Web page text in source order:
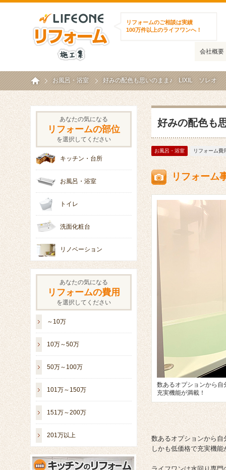
リフォームのご相談は実績
100万件以上のライフワンへ！
会社概要
ホームお風呂・浴室 好みの配色も思いのまま♪ LIXIL ソレオ
好みの配色
お風呂・浴室 リフォーム費
リフォーム
数あるオプションから
充実機能が満載！
数あるオプションから
しかも低価格で充実機能
あなたの気になる
リフォームの部位
を選択してください
キッチン・台所
お風呂・浴室
トイレ
洗面化粧台
リノベーション
あなたの気になる
リフォームの費用
を選択してください
～10万
10万～50万
50万～100万
101万～150万
151万～200万
201万以上